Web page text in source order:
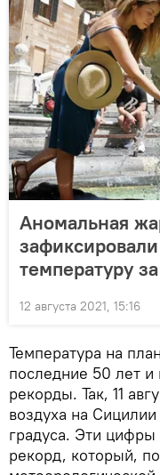
Аномальная
температуру
12 августа 2021, 15:16
Температура на
последние 50 лет
рекорды. Так, 11
воздуха на
градуса. Эти
рекорд, который,